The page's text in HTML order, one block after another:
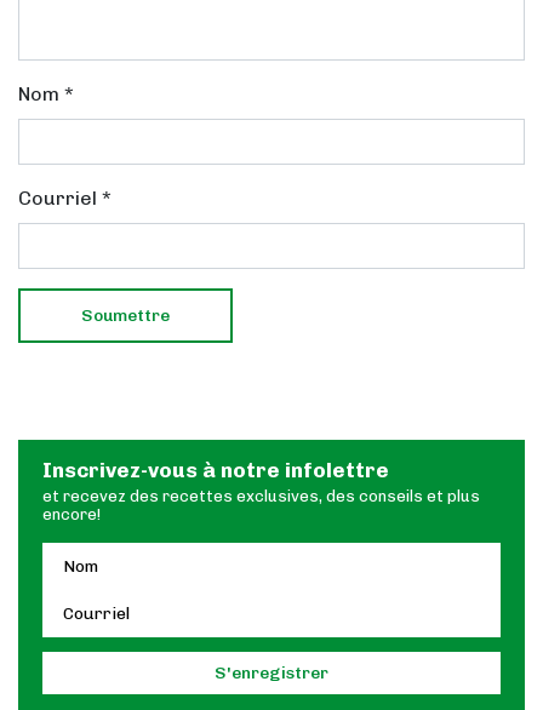
Nom *
Courriel *
Inscrivez-vous à notre infolettre
et recevez des recettes exclusives, des conseils et plus
encore!